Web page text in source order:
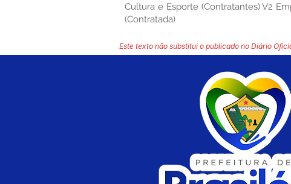
Cultura e Esporte (Contratantes) V2
(Contratada)
Este texto não substitui o publicado no Diário